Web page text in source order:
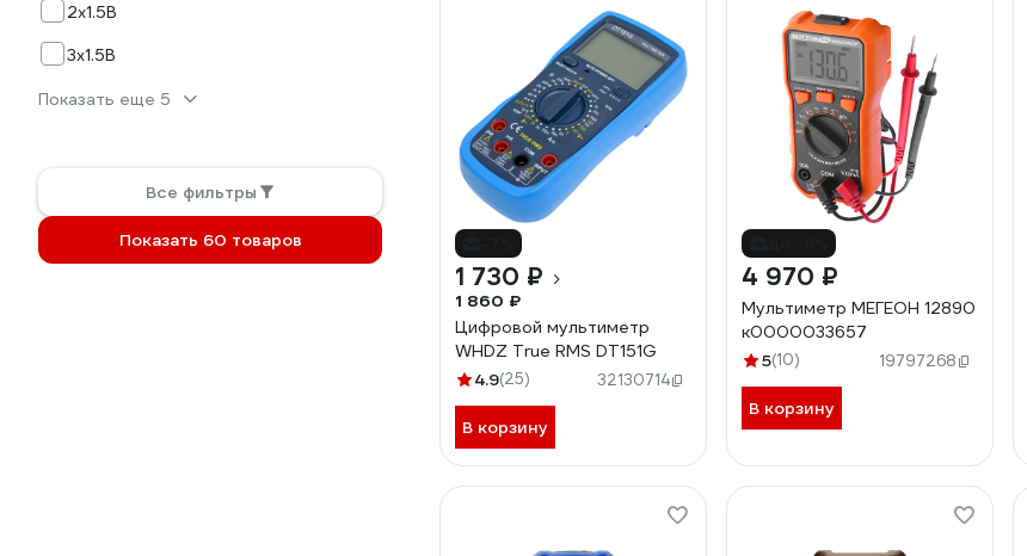
2х1.5B
3х1.5B
Показать еще 5
Все фильтры
Показать 60 товаров
1 730 ₽
1 860 ₽
Цифровой мультиметр
WHDZ True RMS DT151G
4.9(25) 32130714
В корзину
4 970 ₽
Мультиметр МЕГЕОН 12890
к0000033657
5(10) 19797268
В корзину